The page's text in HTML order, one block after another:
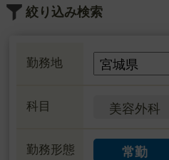
覧
絞り込み検索
勤務地
科目 美容外科
勤務形態 常勤